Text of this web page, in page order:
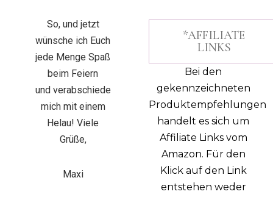
So, und jetzt
wünsche ich Euch
jede Menge Spaß
beim Feiern
und verabschiede
mich mit einem
Helau! Viele
Grüße,
Maxi
*AFFILIATE
LINKS
Bei den
gekennzeichneten
Produktempfehlungen
handelt es sich um
Affiliate Links vom
Amazon. Für den
Klick auf den Link
entstehen weder